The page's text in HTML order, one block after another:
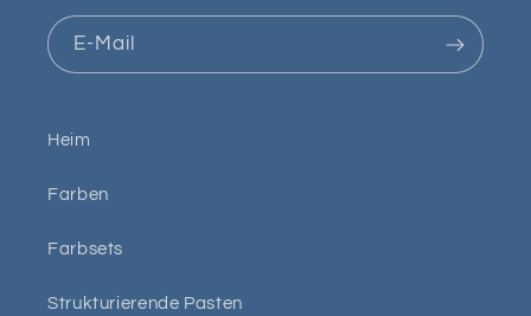
E-Mail
Heim
Farben
Farbsets
Strukturierende Pasten